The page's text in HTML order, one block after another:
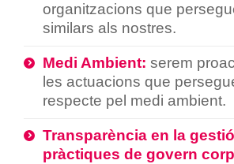
organitzacions que
similars als nostres.
Medi Ambient: serem
les actuacions que
respecte pel medi ambient.
Transparència en la
pràctiques de govern